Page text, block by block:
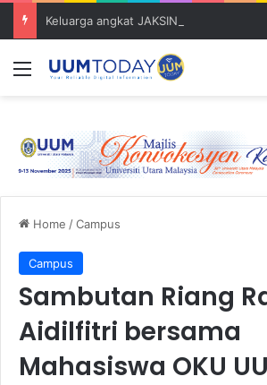
Menu
Home /Campus
Campus
Sambutan Riang
Aidilfitri bersama
Mahasiswa OKU